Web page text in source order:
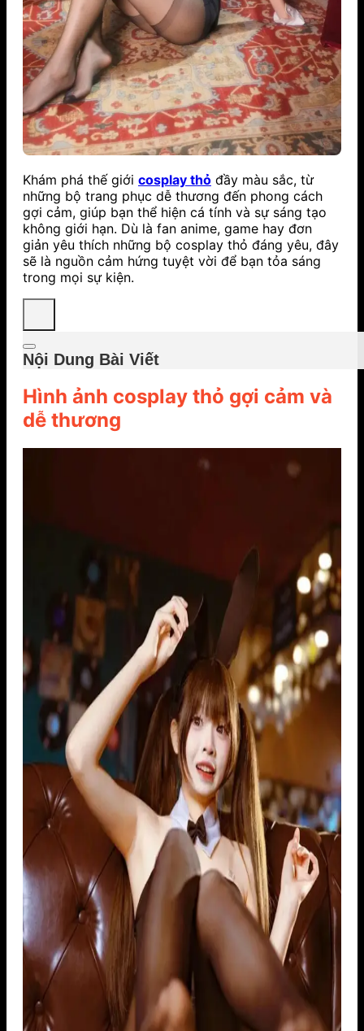
Khám phá thế giới cosplay thỏ đầy màu sắc, từ
những bộ trang phục dễ thương đến phong cách
gợi cảm, giúp bạn thể hiện cá tính và sự sáng tạo
không giới hạn. Dù là fan anime, game hay đơn
giản yêu thích những bộ cosplay thỏ đáng yêu, đây
sẽ là nguồn cảm hứng tuyệt vời để bạn tỏa sáng
trong mọi sự kiện.
Nội Dung Bài Viết
Hình ảnh cosplay thỏ gợi cảm và
dễ thương